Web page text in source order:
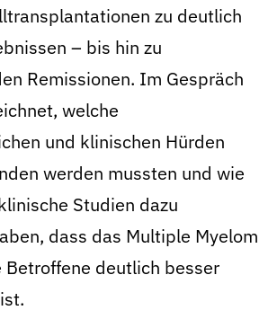
zu deutlich
– bis hin zu
Remissionen. Im Gespräch
welche
und klinischen Hürden
werden mussten und wie
Studien dazu
dass das Multiple Myelom
Betroffene deutlich besser